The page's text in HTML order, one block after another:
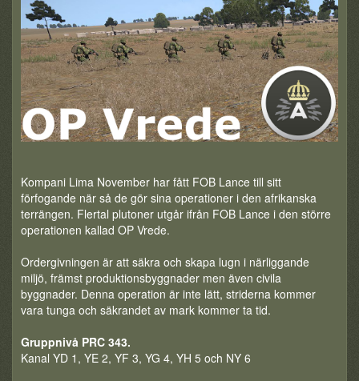
Kompani Lima November har fått FOB Lance till sitt
förfogande när så de gör sina operationer i den afrikanska
terrängen. Flertal plutoner utgår ifrån FOB Lance i den större
operationen kallad OP Vrede.
Ordergivningen är att säkra och skapa lugn i närliggande
miljö, främst produktionsbyggnader men även civila
byggnader. Denna operation är inte lätt, striderna kommer
vara tunga och säkrandet av mark kommer ta tid.
Gruppnivå PRC 343.
Kanal YD 1, YE 2, YF 3, YG 4, YH 5 och NY 6